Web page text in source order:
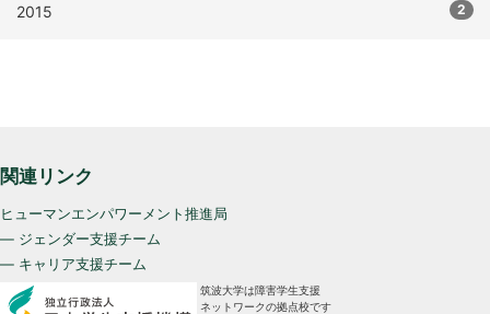
2015 2
関連リンク
ヒューマンエンパワーメント推進局
— ジェンダー支援チーム
— キャリア支援チーム
筑波大学は障害学生支援
ネットワークの拠点校です